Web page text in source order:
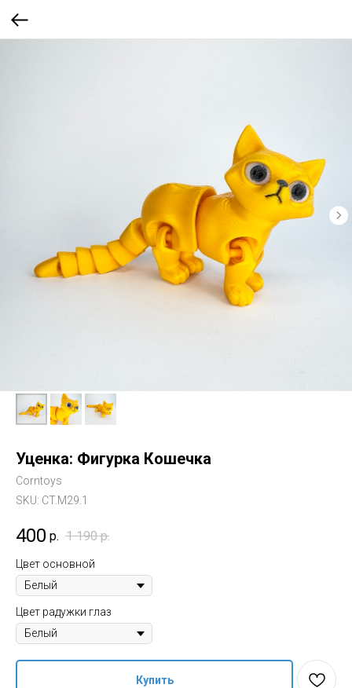
Уценка: Фигурка Кошечка
Corntoys
SKU: CT.M29.1
400 р. 1 190 р.
Цвет основной
Цвет радужки глаз
Купить